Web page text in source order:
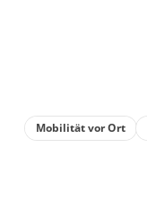
Mobilität vor Ort